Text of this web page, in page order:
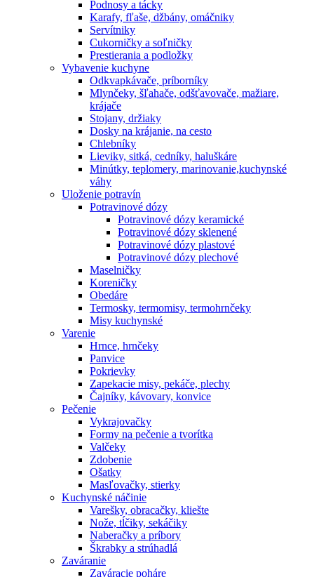
Podnosy a tácky
Karafy, fľaše, džbány, omáčniky
Servítniky
Cukorničky a soľničky
Prestierania a podložky
Vybavenie kuchyne
Odkvapkávače, príborníky
Mlynčeky, šľahače, odšťavovače, mažiare,
krájače
Stojany, držiaky
Dosky na krájanie, na cesto
Chlebníky
Lieviky, sitká, cedníky, haluškáre
Minútky, teplomery, marinovanie,kuchynské
váhy
Uloženie potravín
Potravinové dózy
Potravinové dózy keramické
Potravinové dózy sklenené
Potravinové dózy plastové
Potravinové dózy plechové
Maselničky
Koreničky
Obedáre
Termosky, termomisy, termohrnčeky
Misy kuchynské
Varenie
Hrnce, hrnčeky
Panvice
Pokrievky
Zapekacie misy, pekáče, plechy
Čajníky, kávovary, konvice
Pečenie
Vykrajovačky
Formy na pečenie a tvorítka
Valčeky
Zdobenie
Ošatky
Masľovačky, stierky
Kuchynské náčinie
Varešky, obracačky, kliešte
Nože, tĺčiky, sekáčiky
Naberačky a príbory
Škrabky a strúhadlá
Zaváranie
Zaváracie poháre